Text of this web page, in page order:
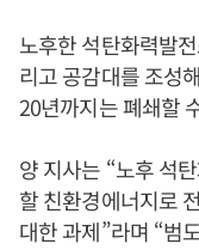
노후한 석탄화력발
리고 공감대를 조성
20년까지는 폐쇄할
양 지사는 “노후 석
할 친환경에너지로
대한 과제”라며 “범